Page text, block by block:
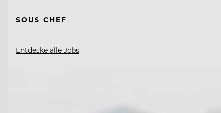
SOUS CHEF
Entdecke alle Jobs